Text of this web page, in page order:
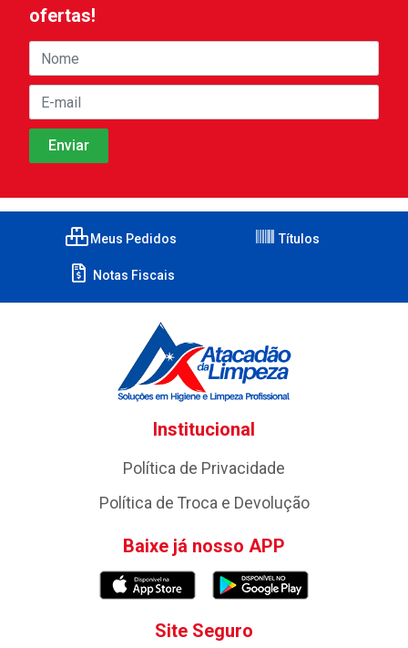
ofertas!
Meus Pedidos Títulos
Notas Fiscais
Institucional
Política de Privacidade
Política de Troca e Devolução
Baixe já nosso APP
Site Seguro